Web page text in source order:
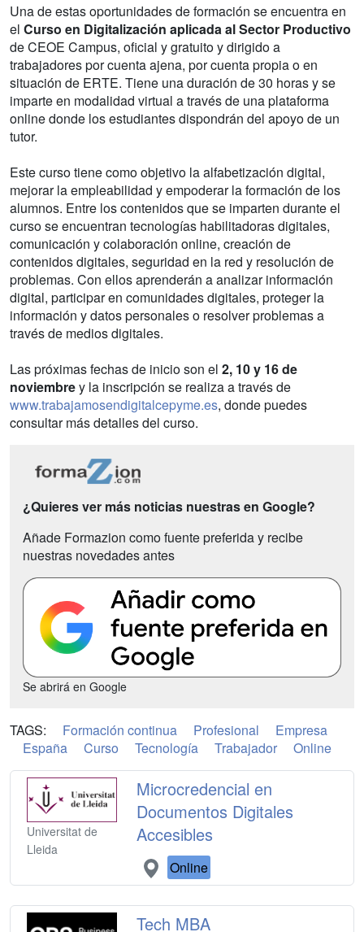
Una de estas oportunidades de formación se encuentra en
el Curso en Digitalización aplicada al Sector Productivo
de CEOE Campus, oficial y gratuito y dirigido a
trabajadores por cuenta ajena, por cuenta propia o en
situación de ERTE. Tiene una duración de 30 horas y se
imparte en modalidad virtual a través de una plataforma
online donde los estudiantes dispondrán del apoyo de un
tutor.
Este curso tiene como objetivo la alfabetización digital,
mejorar la empleabilidad y empoderar la formación de los
alumnos. Entre los contenidos que se imparten durante el
curso se encuentran tecnologías habilitadoras digitales,
comunicación y colaboración online, creación de
contenidos digitales, seguridad en la red y resolución de
problemas. Con ellos aprenderán a analizar información
digital, participar en comunidades digitales, proteger la
información y datos personales o resolver problemas a
través de medios digitales.
Las próximas fechas de inicio son el 2, 10 y 16 de
noviembrey la inscripción se realiza a través de
www.trabajamosendigitalcepyme.es, donde puedes
consultar más detalles del curso.
¿Quieres ver más noticias nuestras en Google?
Añade Formazion como fuente preferida y recibe
nuestras novedades antes
Se abrirá en Google
TAGS: Formación continua Profesional
Empresa
España
Curso Tecnología Trabajador Online
Universitat de
Lleida
Microcredencial en
Documentos Digitales
Accesibles
Online
Tech MBA